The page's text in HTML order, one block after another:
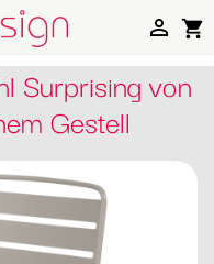
shopping_cart

Surprising von
Gestell